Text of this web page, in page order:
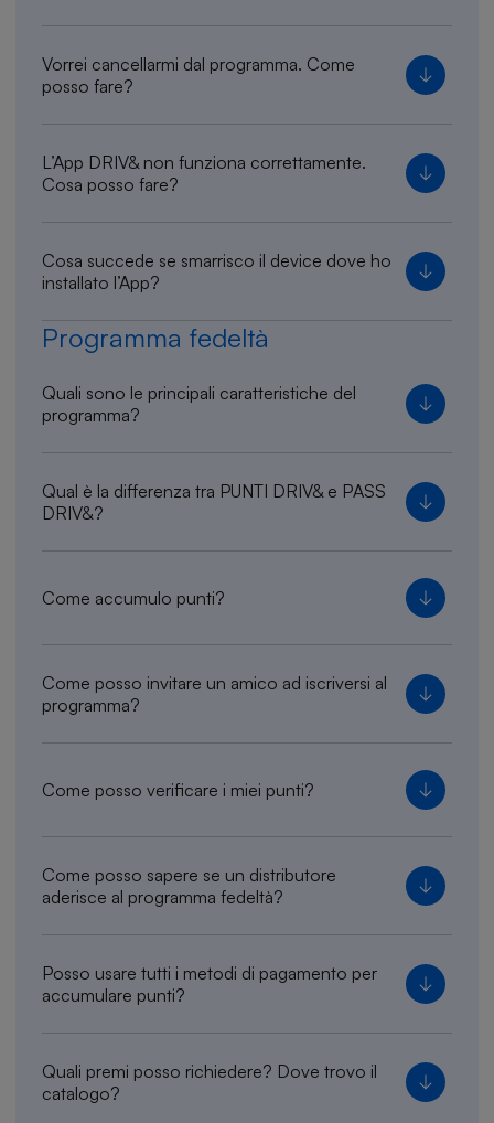
Vorrei cancellarmi dal programma. Come
posso fare?
L’App DRIV& non funziona correttamente.
Cosa posso fare?
Cosa succede se smarrisco il device dove ho
installato l’App?
Programma fedeltà
Quali sono le principali caratteristiche del
programma?
Qual è la differenza tra PUNTI DRIV& e PASS
DRIV&?
Come accumulo punti?
Come posso invitare un amico ad iscriversi al
programma?
Come posso verificare i miei punti?
Come posso sapere se un distributore
aderisce al programma fedeltà?
Posso usare tutti i metodi di pagamento per
accumulare punti?
Quali premi posso richiedere? Dove trovo il
catalogo?